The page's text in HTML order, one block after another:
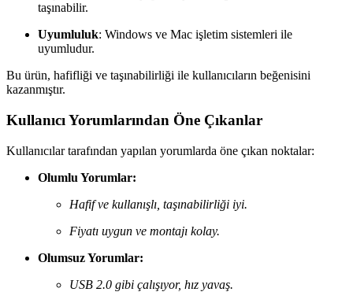
taşınabilir.
Uyumluluk: Windows ve Mac işletim sistemleri ile
uyumludur.
Bu ürün, hafifliği ve taşınabilirliği ile kullanıcıların beğenisini
kazanmıştır.
Kullanıcı Yorumlarından Öne Çıkanlar
Kullanıcılar tarafından yapılan yorumlarda öne çıkan noktalar:
Olumlu Yorumlar:
Hafif ve kullanışlı, taşınabilirliği iyi.
Fiyatı uygun ve montajı kolay.
Olumsuz Yorumlar:
USB 2.0 gibi çalışıyor, hız yavaş.